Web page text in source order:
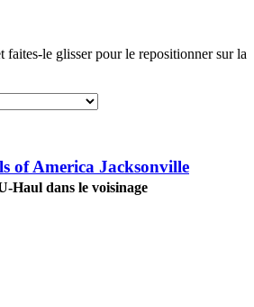
faites-le glisser pour le repositionner sur la
of America Jacksonville
Haul dans le voisinage